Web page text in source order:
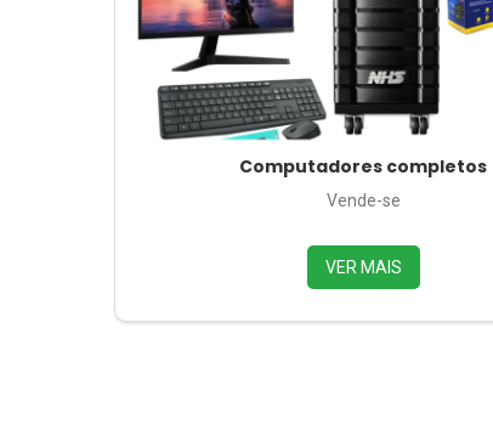
Computadores completos
Vende-se
VER MAIS